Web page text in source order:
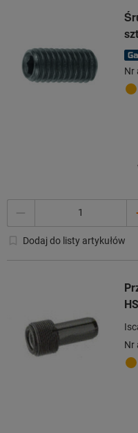
Nr
Dodaj do listy artykułów
Nr